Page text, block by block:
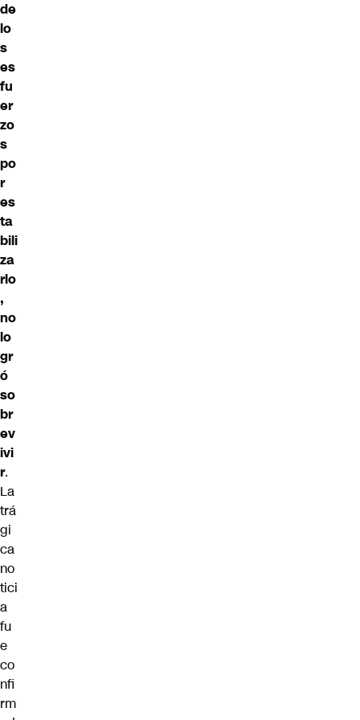
de
lo
s
es
fu
er
zo
s
po
r
es
ta
bili
za
rlo
,
no
lo
gr
ó
so
br
ev
ivi
r.
La
trá
gi
ca
no
tici
a
fu
e
co
nfi
rm